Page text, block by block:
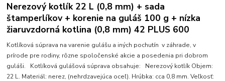
Nerezový kotlík 22 L (0,8 mm) + sada
štamperlíkov + korenie na guláš 100 g + nízka
žiaruvzdorná kotlina (0,8 mm) 42 PLUS 600
Kotlíková súprava na varenie gulášu a iných pochutín v záhrade, v
prírode pre rodiny, rôzne spoločenské akcie a posedenia pri dobrom
guláši. Kotlíková gulášová súprava obsahuje: Nerezový kotlík Objem:
22 L. Materiál: nerez, (nehrdzavejúca oceľ). Hrúbka: cca 0,8 mm. Veľkosť: